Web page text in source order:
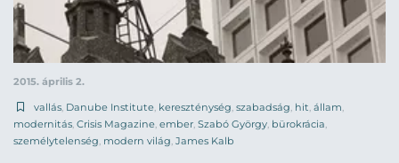
2015. április 2.
vallás Danube Institute kereszténység szabadság hit állam
modernitás Crisis Magazine ember Szabó György bürokrácia
személytelenség modern világ James Kalb